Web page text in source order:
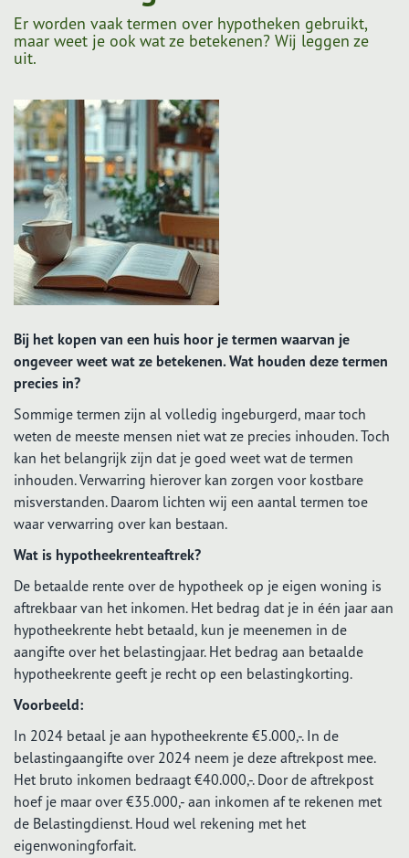
Er worden vaak termen over hypotheken gebruikt,
maar weet je ook wat ze betekenen? Wij leggen ze
uit.
Bij het kopen van een huis hoor je termen waarvan je
ongeveer weet wat ze betekenen. Wat houden deze termen
precies in?
Sommige termen zijn al volledig ingeburgerd, maar toch
weten de meeste mensen niet wat ze precies inhouden. Toch
kan het belangrijk zijn dat je goed weet wat de termen
inhouden. Verwarring hierover kan zorgen voor kostbare
misverstanden. Daarom lichten wij een aantal termen toe
waar verwarring over kan bestaan.
Wat is hypotheekrenteaftrek?
De betaalde rente over de hypotheek op je eigen woning is
aftrekbaar van het inkomen. Het bedrag dat je in één jaar aan
hypotheekrente hebt betaald, kun je meenemen in de
aangifte over het belastingjaar. Het bedrag aan betaalde
hypotheekrente geeft je recht op een belastingkorting.
Voorbeeld:
In 2024 betaal je aan hypotheekrente €5.000,-. In de
belastingaangifte over 2024 neem je deze aftrekpost mee.
Het bruto inkomen bedraagt €40.000,-. Door de aftrekpost
hoef je maar over €35.000,- aan inkomen af te rekenen met
de Belastingdienst. Houd wel rekening met het
eigenwoningforfait.